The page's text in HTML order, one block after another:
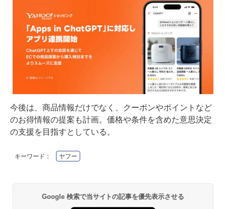
今後は、商品情報だけでなく、クーポンやポイントなど
のお得情報の提案も計画。価格や条件を含めた意思決定
の支援を目指すとしている。
キーワード： ヤフー
Google 検索で当サイトの記事を優先表示させる